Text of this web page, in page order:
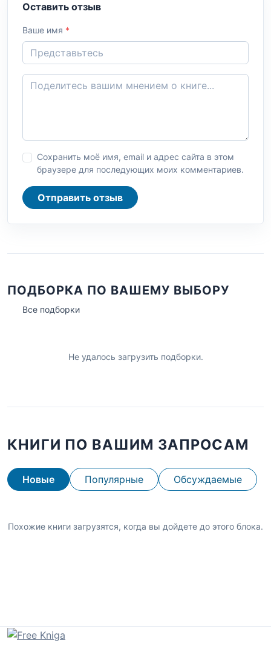
Оставить отзыв
Ваше имя *
Сохранить моё имя, email и адрес сайта в этом
браузере для последующих моих комментариев.
Отправить отзыв
ПОДБОРКА ПО ВАШЕМУ ВЫБОРУ
Все подборки
Не удалось загрузить подборки.
КНИГИ ПО ВАШИМ ЗАПРОСАМ
Новые Популярные Обсуждаемые
Похожие книги загрузятся, когда вы дойдете до этого блока.